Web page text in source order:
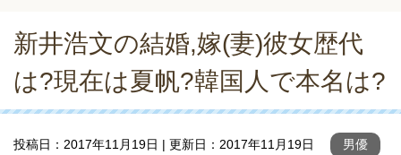
新井浩文の結婚,嫁(妻)彼女歴代
は?現在は夏帆?韓国人で本名は?
投稿日： 2017年11月19日 | 更新日： 2017年11月19日 男優